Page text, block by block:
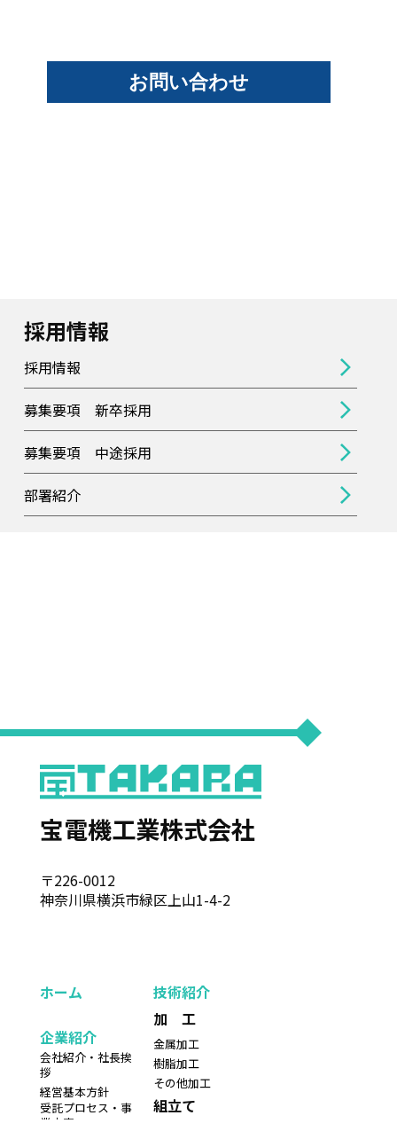
お問い合わせ
採用情報
採用情報
募集要項 新卒採用
募集要項 中途採用
部署紹介
宝電機工業株式会社
〒226-0012
神奈川県横浜市緑区上山1-4-2
ホーム
企業紹介
会社紹介・社長挨
拶
経営基本方針
受託プロセス・事
業内容
技術紹介
加 工
金属加工
樹脂加工
その他加工
組立て